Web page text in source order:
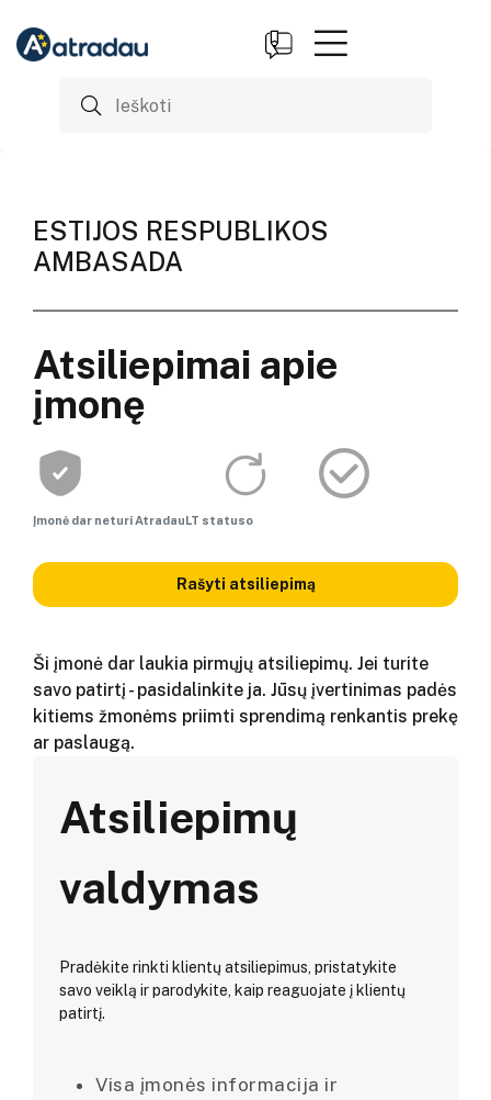
ESTIJOS RESPUBLIKOS
AMBASADA
Atsiliepimai apie
įmonę
Įmonė dar neturi AtradauLT statuso
Rašyti atsiliepimą
Ši įmonė dar laukia pirmųjų atsiliepimų. Jei turite
savo patirtį - pasidalinkite ja. Jūsų įvertinimas padės
kitiems žmonėms priimti sprendimą renkantis prekę
ar paslaugą.
Atsiliepimų
valdymas
Pradėkite rinkti klientų atsiliepimus, pristatykite
savo veiklą ir parodykite, kaip reaguojate į klientų
patirtį.
Visa įmonės informacija ir